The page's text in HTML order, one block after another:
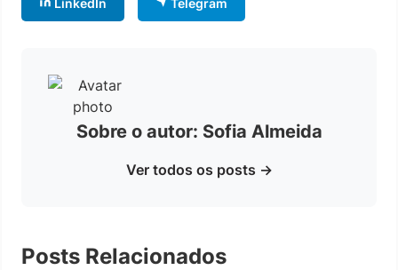
Sobre o autor: Sofia Almeida
Ver todos os posts →
Posts Relacionados